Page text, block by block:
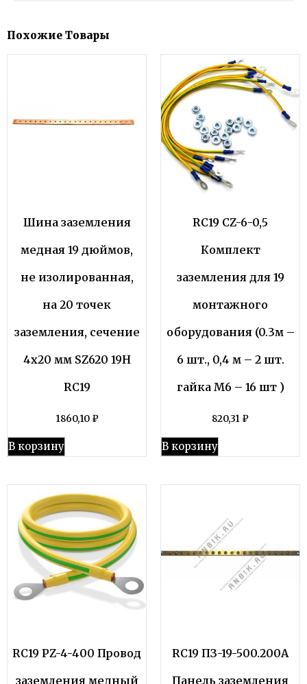
Похожие Товары
Шина заземления
медная 19 дюймов,
не изолированная,
на 20 точек
заземления, сечение
4х20 мм SZ620 19Н
RC19
1860,10 ₽
В корзину
RC19 CZ-6-0,5
Комплект
заземления для 19
монтажного
оборудования (0.3м –
6 шт., 0,4 м – 2 шт.
гайка М6 – 16 шт )
820,31 ₽
В корзину
RC19 PZ-4-400 Провод
заземления медный
RC19 ПЗ-19-500.200А
Панель заземления